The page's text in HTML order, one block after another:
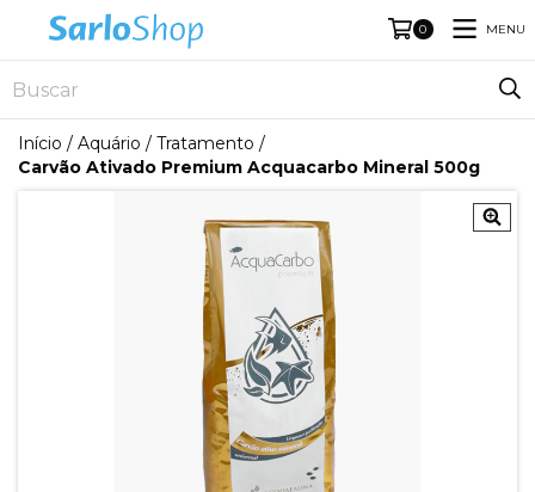
0 MENU
Início / Aquário / Tratamento /
Carvão Ativado Premium Acquacarbo Mineral 500g